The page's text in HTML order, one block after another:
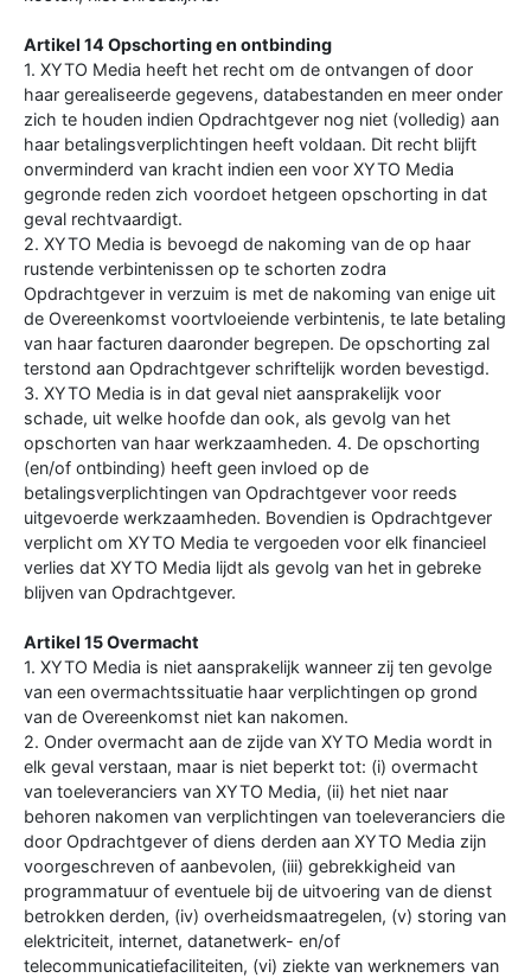
Artikel 14 Opschorting en ontbinding
1. XYTO Media heeft het recht om de ontvangen of door
haar gerealiseerde gegevens, databestanden en meer onder
zich te houden indien Opdrachtgever nog niet (volledig) aan
haar betalingsverplichtingen heeft voldaan. Dit recht blijft
onverminderd van kracht indien een voor XYTO Media
gegronde reden zich voordoet hetgeen opschorting in dat
geval rechtvaardigt.
2. XYTO Media is bevoegd de nakoming van de op haar
rustende verbintenissen op te schorten zodra
Opdrachtgever in verzuim is met de nakoming van enige uit
de Overeenkomst voortvloeiende verbintenis, te late betaling
van haar facturen daaronder begrepen. De opschorting zal
terstond aan Opdrachtgever schriftelijk worden bevestigd.
3. XYTO Media is in dat geval niet aansprakelijk voor
schade, uit welke hoofde dan ook, als gevolg van het
opschorten van haar werkzaamheden. 4. De opschorting
(en/of ontbinding) heeft geen invloed op de
betalingsverplichtingen van Opdrachtgever voor reeds
uitgevoerde werkzaamheden. Bovendien is Opdrachtgever
verplicht om XYTO Media te vergoeden voor elk financieel
verlies dat XYTO Media lijdt als gevolg van het in gebreke
blijven van Opdrachtgever.
Artikel 15 Overmacht
1. XYTO Media is niet aansprakelijk wanneer zij ten gevolge
van een overmachtssituatie haar verplichtingen op grond
van de Overeenkomst niet kan nakomen.
2. Onder overmacht aan de zijde van XYTO Media wordt in
elk geval verstaan, maar is niet beperkt tot: (i) overmacht
van toeleveranciers van XYTO Media, (ii) het niet naar
behoren nakomen van verplichtingen van toeleveranciers die
door Opdrachtgever of diens derden aan XYTO Media zijn
voorgeschreven of aanbevolen, (iii) gebrekkigheid van
programmatuur of eventuele bij de uitvoering van de dienst
betrokken derden, (iv) overheidsmaatregelen, (v) storing van
elektriciteit, internet, datanetwerk- en/of
telecommunicatiefaciliteiten, (vi) ziekte van werknemers van